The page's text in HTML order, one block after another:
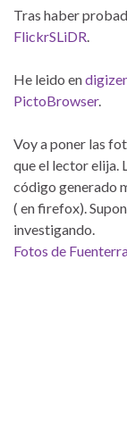
Tras haber
FlickrSLiDR
He leido en
PictoBrowser.
Voy a poner las
que el lector elija.
código generado
( en firefox).
investigando.
Fotos de